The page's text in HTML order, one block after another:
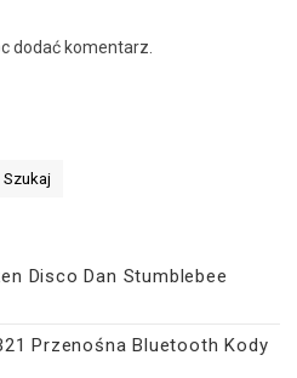
dodać komentarz.
Szukaj
Disco Dan Stumblebee
Przenośna Bluetooth Kody